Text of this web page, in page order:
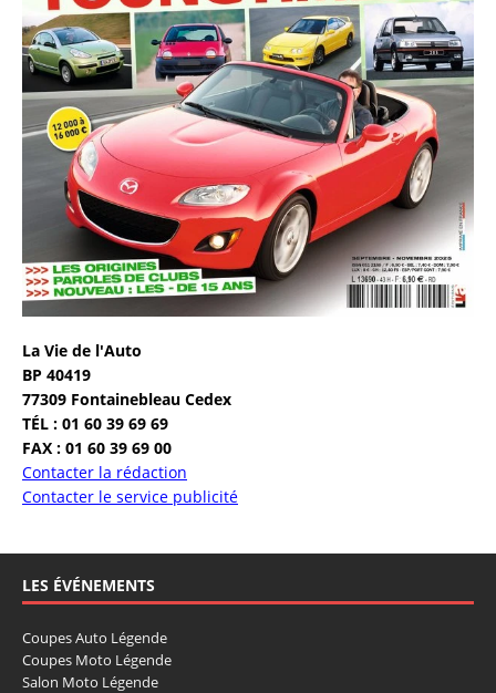
La Vie de l'Auto
BP 40419
77309 Fontainebleau Cedex
TÉL : 01 60 39 69 69
FAX : 01 60 39 69 00
Contacter la rédaction
Contacter le service publicité
LES ÉVÉNEMENTS
Coupes Auto Légende
Coupes Moto Légende
Salon Moto Légende